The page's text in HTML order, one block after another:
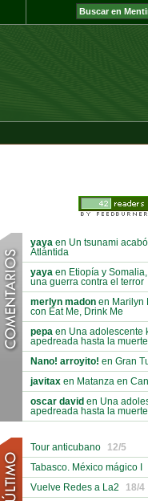
yaya en Un tsunami
Atlántida
yaya en Etiopía y
una guerra contra el terror
merlyn madon en Marilyn
con Eat Me, Drink Me
pepa en Una adolescente
apedreada hasta la muerte
Nano! arroyito! en Gran
javitax en Matanza en
oscar david en Una
apedreada hasta la muerte
Tour anticubano
12/5
Tabasco. México mágico I
Vuelve Redes a La2
18/4